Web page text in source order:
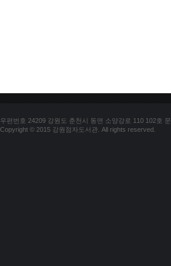
우편번호 24209 강원도 춘천시 동면 소양강로 110 102호
Copyright © 2015 강원점자도서관. All rights reserved.